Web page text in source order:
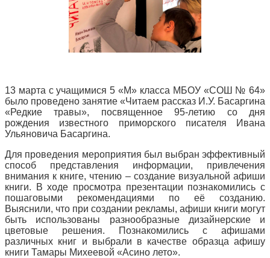
13 марта с учащимися 5 «М» класса МБОУ «СОШ № 64»
было проведено занятие «Читаем рассказ И.У. Басаргина
«Редкие травы», посвященное 95-летию со дня
рождения известного приморского писателя Ивана
Ульяновича Басаргина.
Для проведения мероприятия был выбран эффективный
способ представления информации, привлечения
внимания к книге, чтению – создание визуальной афиши
книги. В ходе просмотра презентации познакомились с
пошаговыми рекомендациями по её созданию.
Выяснили, что при создании рекламы, афиши книги могут
быть использованы разнообразные дизайнерские и
цветовые решения. Познакомились с афишами
различных книг и выбрали в качестве образца афишу
книги Тамары Михеевой «Асино лето».